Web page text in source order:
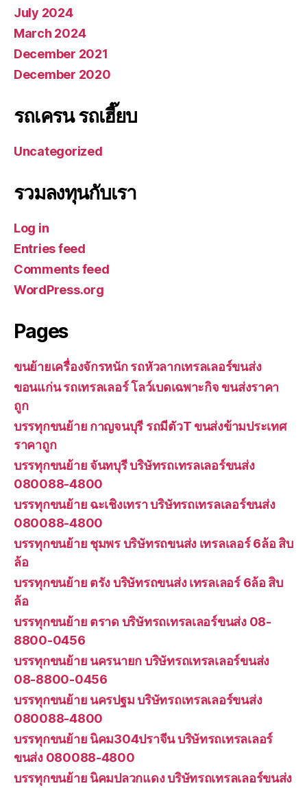
July 2024
March 2024
December 2021
December 2020
รถเครน รถเฮี๊ยบ
Uncategorized
รวมลงทุนกับเรา
Log in
Entries feed
Comments feed
WordPress.org
Pages
ขนย้ายเครื่องจักรหนัก รถหัวลากเทรลเลอร์ขนส่ง
ขอนแก่น รถเทรลเลอร์ โลว์เบดเฉพาะกิจ ขนส่งราคา
ถูก
บรรทุกขนย้าย กาญจนบุรี รถมีตัวT ขนส่งข้ามประเทศ
ราคาถูก
บรรทุกขนย้าย จันทบุรี บริษัทรถเทรลเลอร์ขนส่ง
080088-4800
บรรทุกขนย้าย ฉะเชิงเทรา บริษัทรถเทรลเลอร์ขนส่ง
080088-4800
บรรทุกขนย้าย ชุมพร บริษัทรถขนส่ง เทรลเลอร์ 6ล้อ สิบ
ล้อ
บรรทุกขนย้าย ตรัง บริษัทรถขนส่ง เทรลเลอร์ 6ล้อ สิบ
ล้อ
บรรทุกขนย้าย ตราด บริษัทรถเทรลเลอร์ขนส่ง 08-
8800-0456
บรรทุกขนย้าย นครนายก บริษัทรถเทรลเลอร์ขนส่ง
08-8800-0456
บรรทุกขนย้าย นครปฐม บริษัทรถเทรลเลอร์ขนส่ง
080088-4800
บรรทุกขนย้าย นิคม304ปราจีน บริษัทรถเทรลเลอร์
ขนส่ง 080088-4800
บรรทุกขนย้าย นิคมปลวกแดง บริษัทรถเทรลเลอร์ขนส่ง